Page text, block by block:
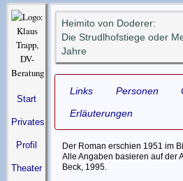
Start
Privates
Profil
Theater
Heimito von Doderer:
Die Strudlhofstiege oder
Jahre
Links Personen
Erläuterungen
Der Roman erschien 1951 im
Alle Angaben basieren auf der
Beck, 1995.